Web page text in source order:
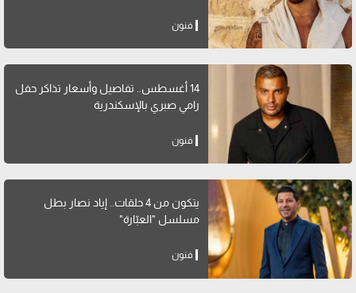
فنون
14 أغسطس.. تفاصيل وأسعار تذاكر حفل
رامي صبري بالإسكندرية
فنون
يتكون من 4 حلقات.. إياد نصار بطل
مسلسل "العبّارة"
فنون